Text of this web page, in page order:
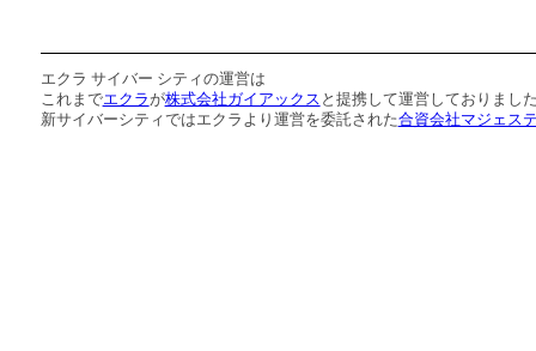
エクラ サイバー シティの運営は
これまでエクラが株式会社ガイアックス と提携して運営しておりまし
新サイバーシティではエクラより運営を委託された合資会社マジェス